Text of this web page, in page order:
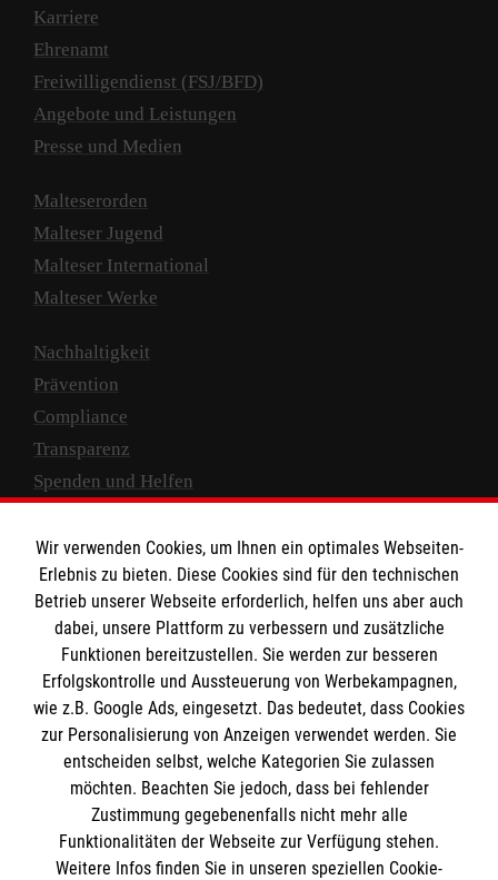
Karriere
Ehrenamt
Freiwilligendienst (FSJ/BFD)
Angebote und Leistungen
Presse und Medien
Malteserorden
Malteser Jugend
Malteser International
Malteser Werke
Nachhaltigkeit
Prävention
Compliance
Transparenz
Spenden und Helfen
Empfänger: Malteser Hilfsdienst e.V.
IBAN: DE10 3706 0120 1201 2000 12
BIC: GENODED 1PA7
Wir verwenden Cookies, um Ihnen ein optimales Webseiten-
Erlebnis zu bieten. Diese Cookies sind für den technischen
Betrieb unserer Webseite erforderlich, helfen uns aber auch
dabei, unsere Plattform zu verbessern und zusätzliche
Funktionen bereitzustellen. Sie werden zur besseren
Erfolgskontrolle und Aussteuerung von Werbekampagnen,
wie z.B. Google Ads, eingesetzt. Das bedeutet, dass Cookies
zur Personalisierung von Anzeigen verwendet werden. Sie
entscheiden selbst, welche Kategorien Sie zulassen
möchten. Beachten Sie jedoch, dass bei fehlender
Zustimmung gegebenenfalls nicht mehr alle
Funktionalitäten der Webseite zur Verfügung stehen.
Weitere Infos finden Sie in unseren speziellen Cookie-